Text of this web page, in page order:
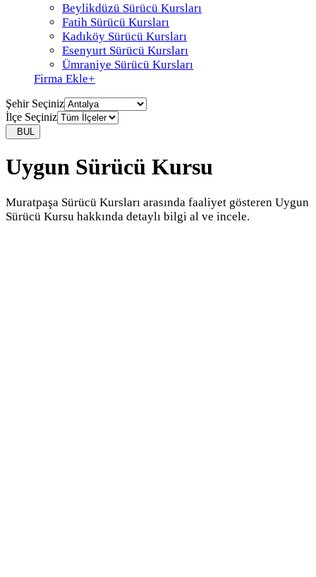
Beylikdüzü Sürücü Kursları
Fatih Sürücü Kursları
Kadıköy Sürücü Kursları
Esenyurt Sürücü Kursları
Ümraniye Sürücü Kursları
Firma Ekle+
Şehir Seçiniz
İlçe Seçiniz
BUL
Uygun Sürücü Kursu
Muratpaşa Sürücü Kursları arasında faaliyet gösteren Uygun
Sürücü Kursu hakkında detaylı bilgi al ve incele.